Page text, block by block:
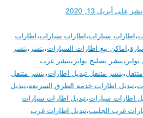
نشر على أبريل 13, 2020
،اطارات سبارات،اطارات سيارات،اطارات
،اماكن بيع اطارات السيارات،بنشر ،بنشر
،بنشر تصليح تواير ،بنشر غرب
،بنشر متنقل تبديل اطارات،بنشر متنقل
،تبديل اطارات خدمة الطرق السريعة،تبديل
اطارات سيارات،تبديل اطارات سيارات
غرب الجليب،تبديل اطارات غرب